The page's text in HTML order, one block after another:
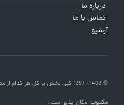
درباره ما
تماس با ما
آرشیو
© 1403 - 1397 کپی بخش یا کل هر کدام از مطالب
مکتوبامکان پذیر است.